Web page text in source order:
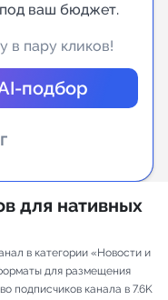
ваш бюджет.
в пару кликов!
подбор
для нативных
в категории «Новости и
для размещения
подписчиков канала в 7.6K